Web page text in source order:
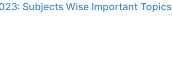
Subjects Wise Important Topics